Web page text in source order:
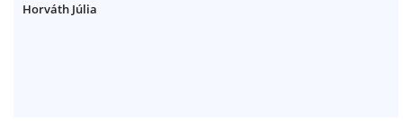
Horváth Júlia